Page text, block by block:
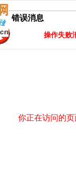
错误消息
操作失败
你正在访问的页